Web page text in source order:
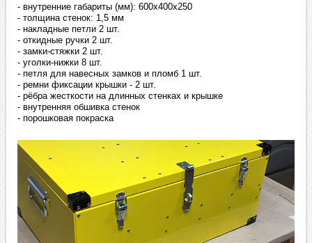
- внутренние габариты (мм): 600х400х250
- толщина стенок: 1,5 мм
- накладные петли 2 шт.
- откидные ручки 2 шт.
- замки-стяжки 2 шт.
- уголки-нижки 8 шт.
- петля для навесных замков и пломб 1 шт.
- ремни фиксации крышки - 2 шт.
- рёбра жесткости на длинных стенках и крышке
- внутренняя обшивка стенок
- порошковая покраска